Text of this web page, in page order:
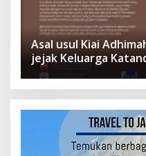
Asal usul Kiai
jejak Keluarga